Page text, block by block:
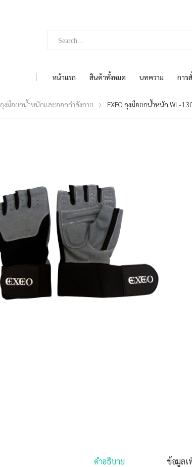
หน้าแรก สินค้าทั้งหมด บทความ การ
ถุงมือยกน้ำหนักและออกกำลังกาย EXEO ถุงมือยกน้ำหนัก WL-
คำอธิบาย ข้อมูลเ